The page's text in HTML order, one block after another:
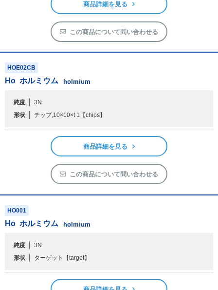
商品詳細を見る
この商品について問い合わせる
HOE02CB
Ho ホルミウム holmium
純度
3N
形状
チップ,10×10×t 1 【chips】
商品詳細を見る
この商品について問い合わせる
HO001
Ho ホルミウム holmium
純度
3N
形状
ターゲット 【target】